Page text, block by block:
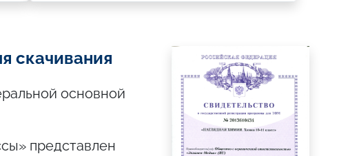
скачивания
основной
представлен